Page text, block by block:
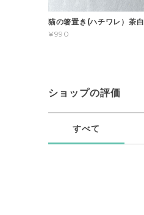
猫の箸置き(ハチワレ）茶白
¥990
ショップの評価
すべて